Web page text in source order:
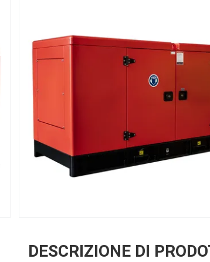
DESCRIZIONE DI